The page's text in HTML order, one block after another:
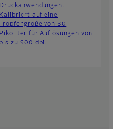
Druckanwendungen.
Kalibriert auf eine
Tropfengröße von 30
Pikoliter für Auflösungen von
bis zu 900 dpi.